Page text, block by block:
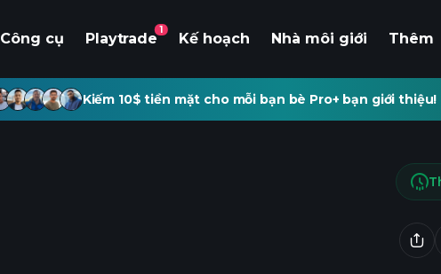
Công cụ Playtrade
1
Kế hoạch Nhà môi giới Thêm
Kiếm 10$ tiền mặt cho mỗi bạn bè Pro+ bạn giới thiệu!